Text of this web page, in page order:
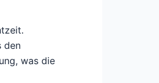
den
was die